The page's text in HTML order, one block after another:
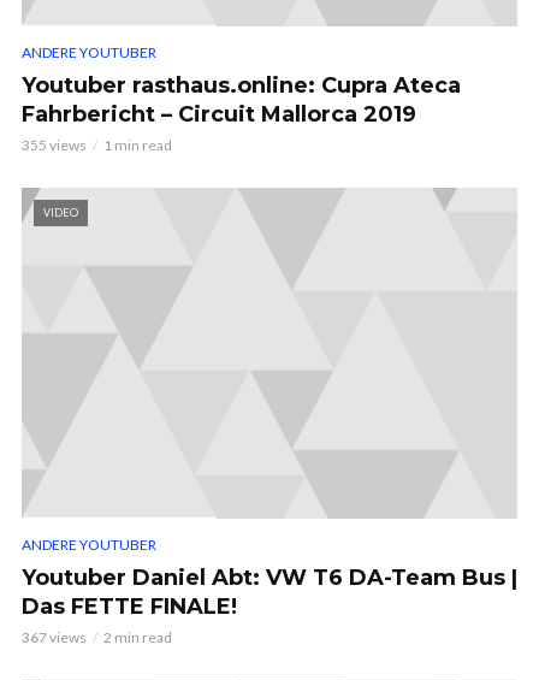
ANDERE YOUTUBER
Youtuber rasthaus.online: Cupra Ateca
Fahrbericht – Circuit Mallorca 2019
355 views 1 min read
VIDEO
ANDERE YOUTUBER
Youtuber Daniel Abt: VW T6 DA-Team Bus |
Das FETTE FINALE!
367 views 2 min read